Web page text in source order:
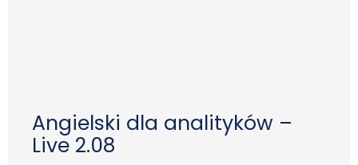
Angielski dla analityków –
Live 2.08